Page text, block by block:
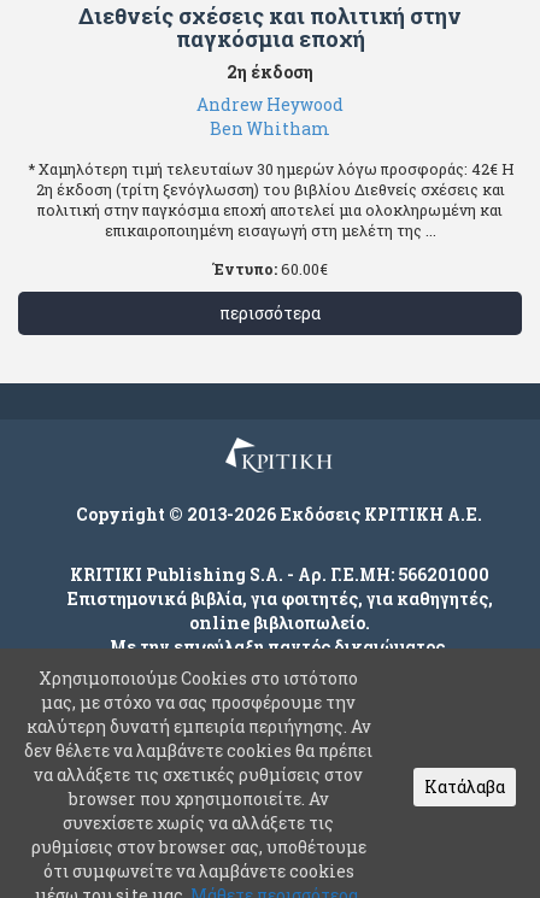
Διεθνείς σχέσεις και πολιτική στην
παγκόσμια εποχή
2η έκδοση
Andrew Heywood
Ben Whitham
* Χαμηλότερη τιμή τελευταίων 30 ημερών λόγω προσφοράς: 42€ Η
2η έκδοση (τρίτη ξενόγλωσση) του βιβλίου Διεθνείς σχέσεις και
πολιτική στην παγκόσμια εποχή αποτελεί μια ολοκληρωμένη και
επικαιροποιημένη εισαγωγή στη μελέτη της ...
Έντυπο:60.00€
περισσότερα
Copyright © 2013-2026 Εκδόσεις ΚΡΙΤΙΚΗ Α.Ε.
KRITIKI Publishing S.A. - Αρ. Γ.Ε.ΜΗ: 566201000
Επιστημονικά βιβλία, για φοιτητές, για καθηγητές,
online βιβλιοπωλείο.
Με την επιφύλαξη παντός δικαιώματος.
Company
Όροι χρήσης
Πολιτική Ασφαλείας Προσωπικών Δεδομένων
Συχνές Ερωτήσεις
Επικοινωνία
Χρησιμοποιούμε Cookies στο ιστότοπο
μας, με στόχο να σας προσφέρουμε την
καλύτερη δυνατή εμπειρία περιήγησης. Αν
δεν θέλετε να λαμβάνετε cookies θα πρέπει
να αλλάξετε τις σχετικές ρυθμίσεις στον
browser που χρησιμοποιείτε. Αν
συνεχίσετε χωρίς να αλλάξετε τις
ρυθμίσεις στον browser σας, υποθέτουμε
ότι συμφωνείτε να λαμβάνετε cookies
Κατάλαβα